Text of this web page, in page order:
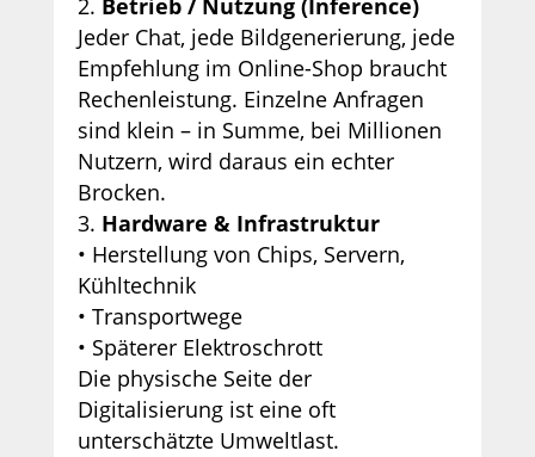
Betrieb / Nutzung (Inference)
Jeder Chat, jede Bildgenerierung, jede
Empfehlung im Online-Shop braucht
Rechenleistung. Einzelne Anfragen
sind klein – in Summe, bei Millionen
Nutzern, wird daraus ein echter
Brocken.
Hardware & Infrastruktur
• Herstellung von Chips, Servern,
Kühltechnik
• Transportwege
• Späterer Elektroschrott
Die physische Seite der
Digitalisierung ist eine oft
unterschätzte Umweltlast.